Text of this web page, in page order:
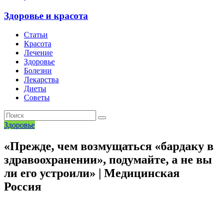
Здоровье и красота
Статьи
Красота
Лечение
Здоровье
Болезни
Лекарства
Диеты
Советы
Здоровье
«Прежде, чем возмущаться «бардаку в
здравоохранении», подумайте, а не вы
ли его устроили» | Медицинская
Россия